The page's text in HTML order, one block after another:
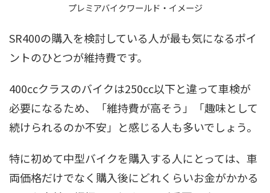
プレミアバイクワールド・イメージ
SR400の購入を検討している人が最も気になるポイ
ントのひとつが維持費です。
400ccクラスのバイクは250cc以下と違って車検が
必要になるため、「維持費が高そう」「趣味として
続けられるのか不安」と感じる人も多いでしょう。
特に初めて中型バイクを購入する人にとっては、車
両価格だけでなく購入後にどれくらいお金がかかる